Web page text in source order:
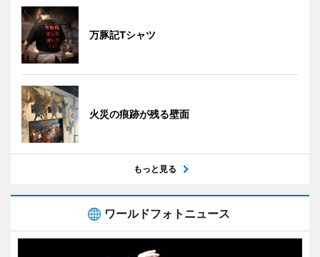
万豚記Tシャツ
火災の痕跡が残る壁面
もっと見る
ワールドフォトニュース